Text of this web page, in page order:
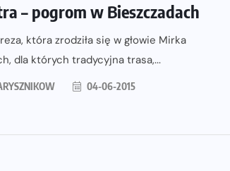
– pogrom w Bieszczadach
która zrodziła się w głowie Mirka
dla których tradycyjna trasa,...
04-06-2015